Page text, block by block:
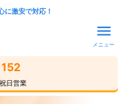
に激安で対応！
メニュー
日営業